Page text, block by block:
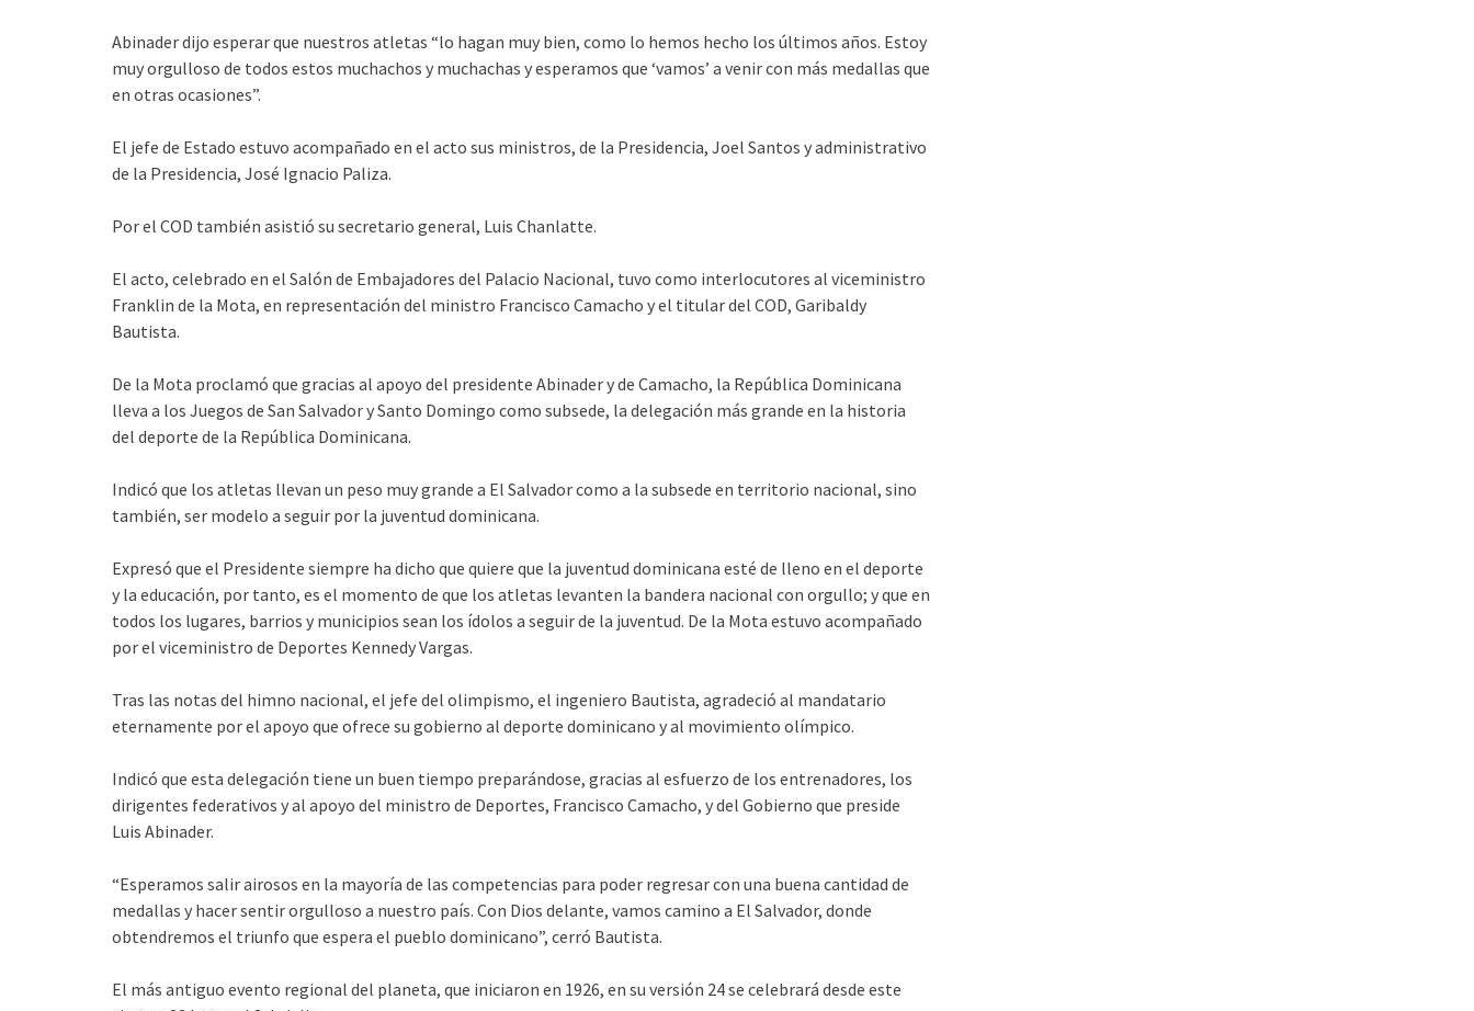
Abinader dijo esperar que nuestros atletas “lo hagan muy bien, como lo hemos hecho los últimos años. Estoy
muy orgulloso de todos estos muchachos y muchachas y esperamos que ‘vamos’ a venir con más medallas que
en otras ocasiones”.
El jefe de Estado estuvo acompañado en el acto sus ministros, de la Presidencia, Joel Santos y administrativo
de la Presidencia, José Ignacio Paliza.
Por el COD también asistió su secretario general, Luis Chanlatte.
El acto, celebrado en el Salón de Embajadores del Palacio Nacional, tuvo como interlocutores al viceministro
Franklin de la Mota, en representación del ministro Francisco Camacho y el titular del COD, Garibaldy
Bautista.
De la Mota proclamó que gracias al apoyo del presidente Abinader y de Camacho, la República Dominicana
lleva a los Juegos de San Salvador y Santo Domingo como subsede, la delegación más grande en la historia
del deporte de la República Dominicana.
Indicó que los atletas llevan un peso muy grande a El Salvador como a la subsede en territorio nacional, sino
también, ser modelo a seguir por la juventud dominicana.
Expresó que el Presidente siempre ha dicho que quiere que la juventud dominicana esté de lleno en el deporte
y la educación, por tanto, es el momento de que los atletas levanten la bandera nacional con orgullo; y que en
todos los lugares, barrios y municipios sean los ídolos a seguir de la juventud. De la Mota estuvo acompañado
por el viceministro de Deportes Kennedy Vargas.
Tras las notas del himno nacional, el jefe del olimpismo, el ingeniero Bautista, agradeció al mandatario
eternamente por el apoyo que ofrece su gobierno al deporte dominicano y al movimiento olímpico.
Indicó que esta delegación tiene un buen tiempo preparándose, gracias al esfuerzo de los entrenadores, los
dirigentes federativos y al apoyo del ministro de Deportes, Francisco Camacho, y del Gobierno que preside
Luis Abinader.
“Esperamos salir airosos en la mayoría de las competencias para poder regresar con una buena cantidad de
medallas y hacer sentir orgulloso a nuestro país. Con Dios delante, vamos camino a El Salvador, donde
obtendremos el triunfo que espera el pueblo dominicano”, cerró Bautista.
El más antiguo evento regional del planeta, que iniciaron en 1926, en su versión 24 se celebrará desde este